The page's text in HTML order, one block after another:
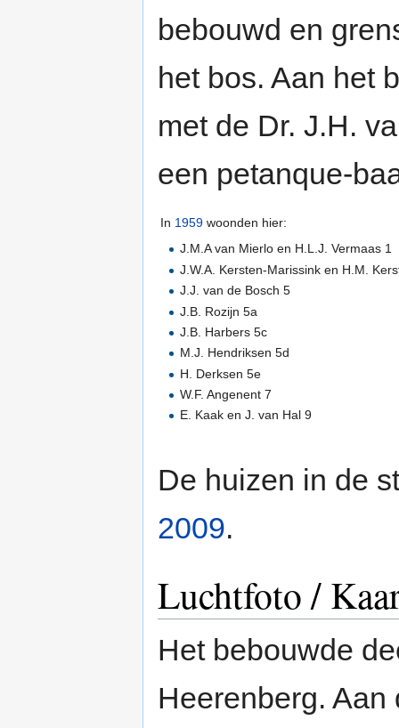
bebouwd en
het bos. Aan het
met de Dr. J.H.
een petanque-
In 1959 woonden hier:
J.M.A van Mierlo en H.L.J. Vermaas 1
J.W.A. Kersten-Marissink en H.M.
J.J. van de Bosch 5
J.B. Rozijn 5a
J.B. Harbers 5c
M.J. Hendriksen 5d
H. Derksen 5e
W.F. Angenent 7
E. Kaak en J. van Hal 9
De huizen in de
2009.
Luchtfoto /
Het bebouwde
Heerenberg.